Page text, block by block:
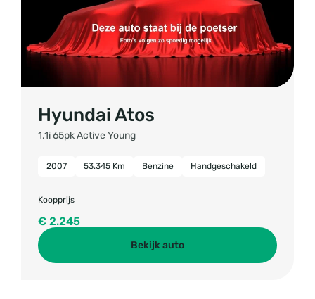
Hyundai Atos
1.1i 65pk Active Young
2007 53.345 Km Benzine Handgeschakeld
Koopprijs
€ 2.245
Bekijk auto